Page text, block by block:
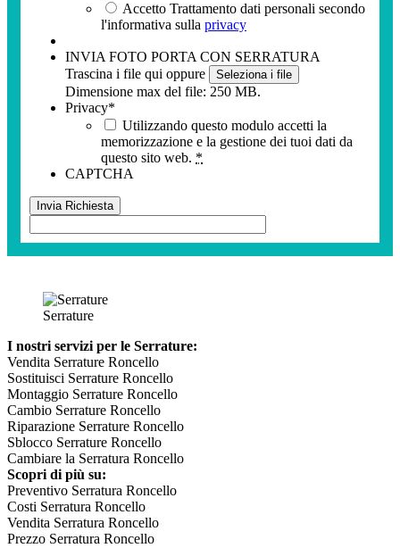
Accetto Trattamento dati personali secondo
l'informativa sulla privacy
INVIA FOTO PORTA CON SERRATURA
Trascina i file qui oppure
Seleziona i file
Dimensione max del file: 250 MB.
Privacy*
Utilizzando questo modulo accetti la
memorizzazione e la gestione dei tuoi dati da
questo sito web. *
CAPTCHA
Serrature
I nostri servizi per le Serrature:
Vendita Serrature Roncello
Sostituisci Serrature Roncello
Montaggio Serrature Roncello
Cambio Serrature Roncello
Riparazione Serrature Roncello
Sblocco Serrature Roncello
Cambiare la Serratura Roncello
Scopri di più su:
Preventivo Serratura Roncello
Costi Serratura Roncello
Vendita Serratura Roncello
Prezzo Serratura Roncello